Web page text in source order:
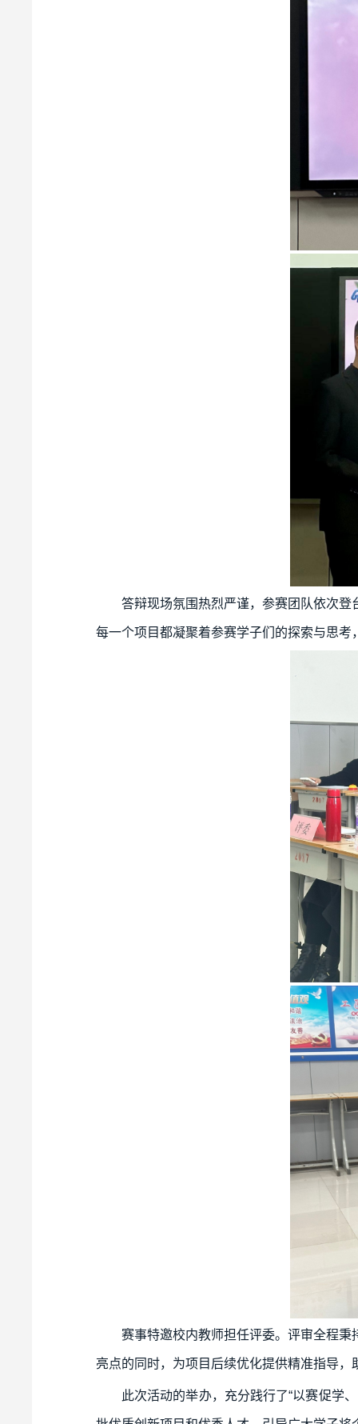
答辩现场氛围热烈严谨，参赛团队依次
每一个项目都凝聚着参赛学子们的探索与思
赛事特邀校内教师担任评委。评审全程
亮点的同时，为项目后续优化提供精准指导，
此次活动的举办，充分践行了“以赛促学